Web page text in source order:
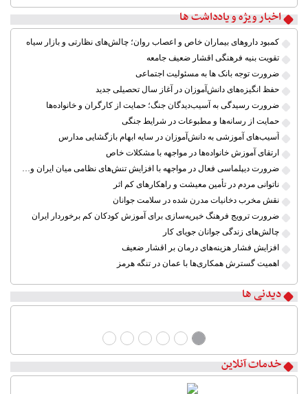
اخبار ویژه و یادداشت ها
کمبود داروهای بیماران خاص و اعصاب روان؛ چالش‌های نظارتی و بازار سیاه
تقویت بنیه فرهنگی اقشار ضعیف جامعه
ضرورت توجه بانک ها به مسئولیت اجتماعی
حفظ انگیزه‌های دانش‌آموزان در آغاز سال تحصیلی جدید
ضرورت رسیدگی به آسیب‌دیدگان جنگ؛ حمایت از کارگران و خانواده‌ها
حمایت از رسانه‌ها و مطبوعات در شرایط جنگی
آسیب‌های آموزشی به دانش‌آموزان در سایه ابهام بازگشایی مدارس
ارتقای آموزش خانواده‌ها در مواجهه با مشکلات خاص
ضرورت دیپلماسی فعال در مواجهه با افزایش تنش‌های نظامی میان ایران و آمریکا
ناتوانی مردم در تأمین معیشت و راهکارهای کم اثر
نقش مخرب دخانیات مدرن شده در سلامت جوانان
ضرورت ترویج فرهنگ خیریه‌سازی برای آموزش کودکان کم برخوردار ایران
چالش‌های زندگی جوانان جویای کار
افزایش فشار هزینه‌های درمان بر اقشار ضعیف
اهمیت گسترش همکاری‌ها با عمان در تنگه هرمز
دیدنی ها
خدمات آنلاین